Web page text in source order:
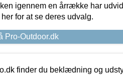
igennem en årrække har
for at se deres udvalg.
Pro-Outdoor.dk
finder du beklædning og